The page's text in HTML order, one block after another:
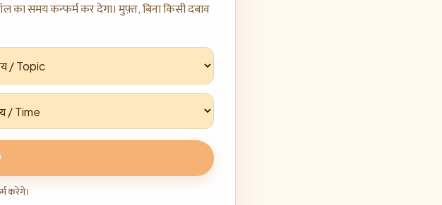
का समय कन्फर्म कर देगा। मुफ़्त, बिना किसी दबाव
करेंगे।